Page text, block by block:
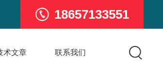
18657133551
术文章 联系我们